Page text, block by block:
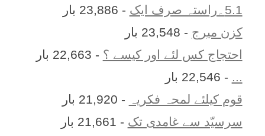
5.1۔راستہ صرف ایک
- 23,886 بار
کزن ميرج - 23,548 بار
احتجاج کس لئے اور کیسے ؟ - 22,663 بار
... - 22,546 بار
قوم کیلئے لمحہ فکریہ
- 21,920 بار
سرسیّد سے غامدی تک - 21,661 بار